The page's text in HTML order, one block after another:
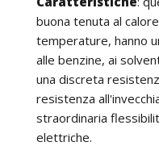
buona tenuta al
temperature, hanno
alle benzine, ai
una discreta
resistenza
straordinaria
elettriche.